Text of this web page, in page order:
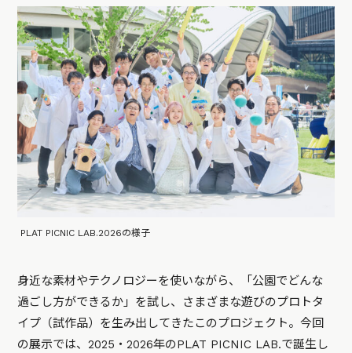
PLAT PICNIC LAB.2026の様子
身近な素材やテクノロジーを使いながら、「公園でどんな
過ごし方ができるか」を試し、さまざまな遊びのプロトタ
イプ（試作品）を生み出してきたこのプロジェクト。今回
の展示では、2025・2026年のPLAT PICNIC LAB.で誕生し